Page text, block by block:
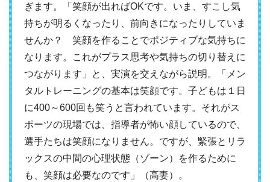
ぎます。「笑顔が出ればOKです。いま、すこし気
持ちが明るくなったり、前向きになったりしていま
せんか？ 笑顔を作ることでポジティブな気持ちに
なります。これがプラス思考や気持ちの切り替えに
つながります」と、実演を交えながら説明。「メン
タルトレーニングの基本は笑顔です。子どもは１日
に400～600回も笑うと言われています。それがス
ポーツの現場では、指導者が怖い顔しているので、
選手たちは笑顔になりません。ですが、緊張とリラ
ックスの中間の心理状態（ゾーン）を作るために
も、笑顔は必要なのです」（高妻）。